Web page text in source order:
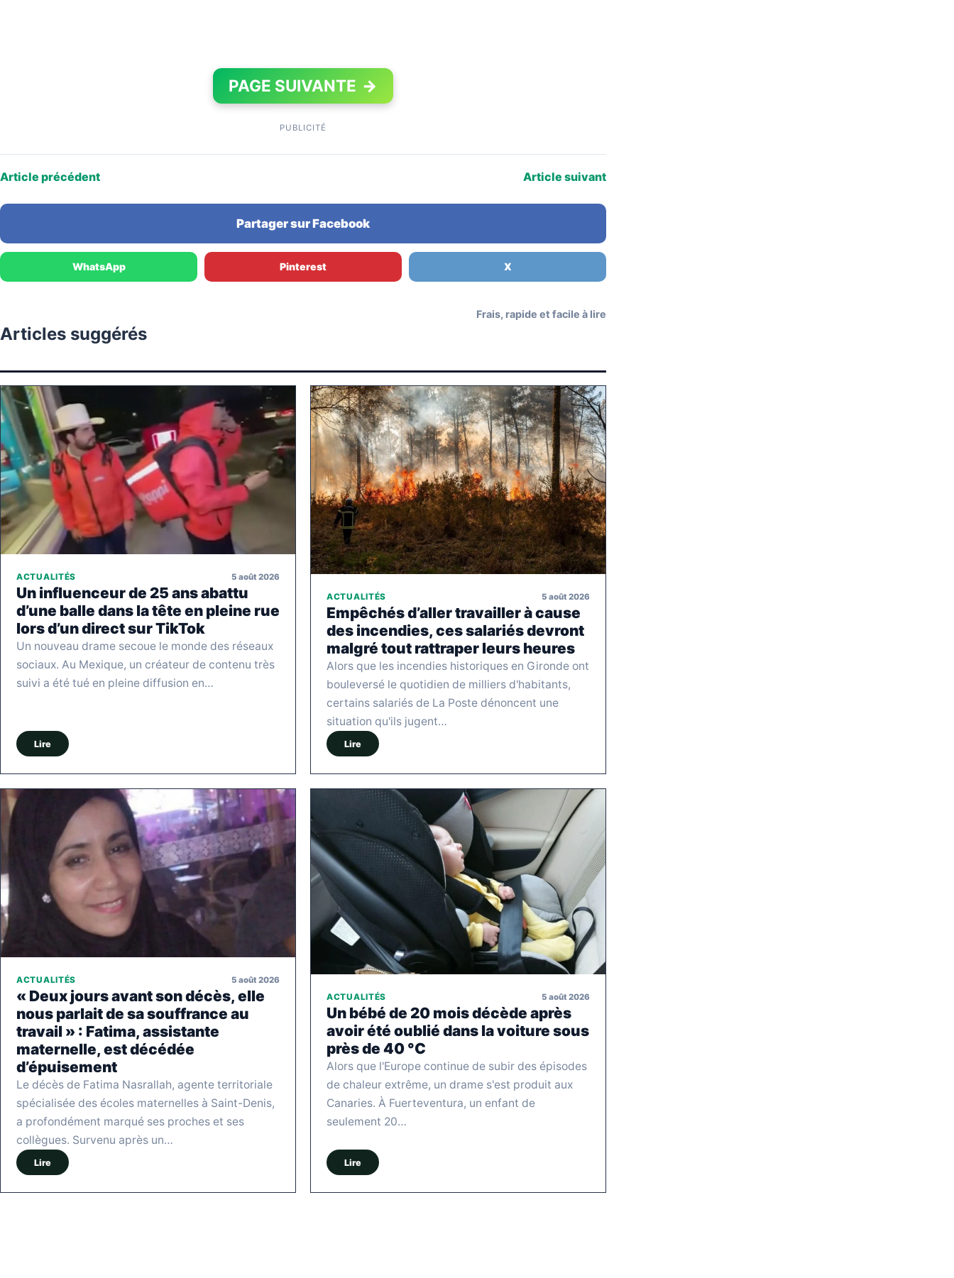
PAGE SUIVANTE →
PUBLICITÉ
Article précédent Article suivant
Partager sur Facebook
WhatsApp Pinterest X
Articles suggérés
Frais, rapide et facile à lire
ACTUALITÉS 5 août 2026
Un influenceur de 25 ans abattu
d’une balle dans la tête en pleine rue
lors d’un direct sur TikTok
Un nouveau drame secoue le monde des réseaux
sociaux. Au Mexique, un créateur de contenu très
suivi a été tué en pleine diffusion en…
Lire
ACTUALITÉS 5 août 2026
Empêchés d’aller travailler à cause
des incendies, ces salariés devront
malgré tout rattraper leurs heures
Alors que les incendies historiques en Gironde ont
bouleversé le quotidien de milliers d'habitants,
certains salariés de La Poste dénoncent une
situation qu'ils jugent…
Lire
ACTUALITÉS 5 août 2026
« Deux jours avant son décès, elle
nous parlait de sa souffrance au
travail » : Fatima, assistante
maternelle, est décédée
d’épuisement
Le décès de Fatima Nasrallah, agente territoriale
spécialisée des écoles maternelles à Saint-Denis,
a profondément marqué ses proches et ses
collègues. Survenu après un…
Lire
ACTUALITÉS 5 août 2026
Un bébé de 20 mois décède après
avoir été oublié dans la voiture sous
près de 40 °C
Alors que l'Europe continue de subir des épisodes
de chaleur extrême, un drame s'est produit aux
Canaries. À Fuerteventura, un enfant de
seulement 20…
Lire